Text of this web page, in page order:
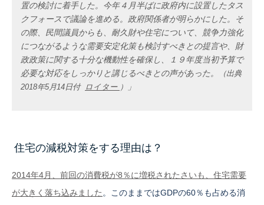
置の検討に着手した。今年４月半ばに政府内に設置したタス
クフォースで議論を進める。政府関係者が明らかにした。そ
の際、民間議員からも、耐久財や住宅について、競争力強化
につながるような需要安定化策も検討すべきとの提言や、財
政政策に関する十分な機動性を確保し、１９年度当初予算で
必要な対応をしっかりと講じるべきとの声があった。
（出典
2018年5月14日付 ロイター ） 」
住宅の減税対策をする理由は？
2014年4月、前回の消費税が8％に増税されたさいも、住宅需要
が大きく落ち込みました。このままではGDPの60％も占める消